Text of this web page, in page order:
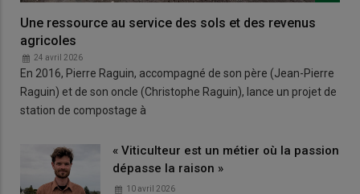
Une ressource au service des sols et des revenus
agricoles
24 avril 2026
En 2016, Pierre Raguin, accompagné de son père (Jean-Pierre
Raguin) et de son oncle (Christophe Raguin), lance un projet de
station de compostage à
« Viticulteur est un métier où la passion
dépasse la raison »
10 avril 2026